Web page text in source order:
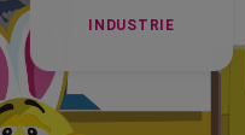
INDUSTRIE